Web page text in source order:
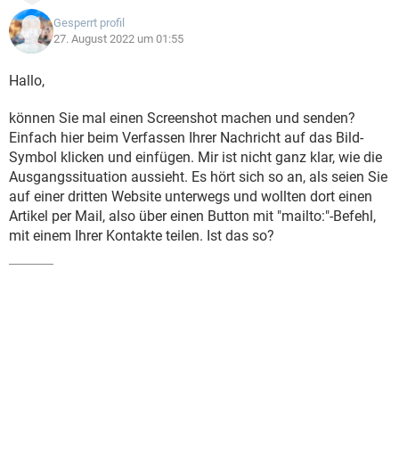
Gesperrt profil
27. August 2022 um 01:55
Hallo,
können Sie mal einen Screenshot machen und senden?
Einfach hier beim Verfassen Ihrer Nachricht auf das Bild-
Symbol klicken und einfügen. Mir ist nicht ganz klar, wie die
Ausgangssituation aussieht. Es hört sich so an, als seien Sie
auf einer dritten Website unterwegs und wollten dort einen
Artikel per Mail, also über einen Button mit "mailto:"-Befehl,
mit einem Ihrer Kontakte teilen. Ist das so?